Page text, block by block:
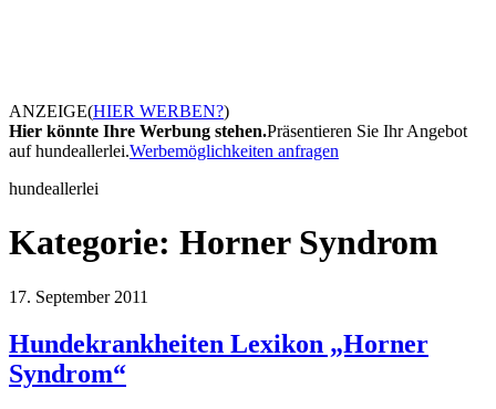
ANZEIGE(HIER WERBEN?)
Hier könnte Ihre Werbung stehen.Präsentieren Sie Ihr Angebot
auf hundeallerlei.Werbemöglichkeiten anfragen
hundeallerlei
Kategorie: Horner Syndrom
17. September 2011
Hundekrankheiten Lexikon „Horner
Syndrom“